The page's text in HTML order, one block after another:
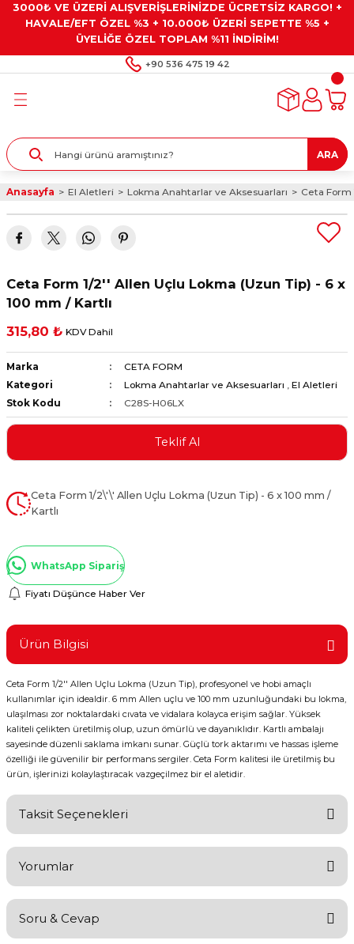
3000₺ VE ÜZERİ ALIŞVERİŞLERİNİZDE ÜCRETSİZ KARGO! +
HAVALE/EFT ÖZEL %3 + 10.000₺ ÜZERİ SEPETTE %5 +
ÜYELİĞE ÖZEL TOPLAM %11 İNDİRİM!
+90 536 475 19 42
Geri Dön
Geri Dön
Geri Dön
Gresler
Geri Dön
Alet Setleri
ve Multimetreler
ve Penseler
Geri Dön
Taşları ve
ARA
Anasayfa El Aletleri Lokma Anahtarlar ve Aksesuarları Ceta Form
Ceta Form 1/2'' Allen Uçlu Lokma (Uzun Tip) - 6 x
100 mm / Kartlı
315,80 ₺ KDV Dahil
Marka
CETA FORM
Kategori
Lokma Anahtarlar ve Aksesuarları , El Aletleri
Stok Kodu
C28S-H06LX
Teklif Al
Ceta Form 1/2\'\' Allen Uçlu Lokma (Uzun Tip) - 6 x 100 mm /
Kartlı
WhatsApp Sipariş
Fiyatı Düşünce Haber Ver
Ürün Bilgisi
Ceta Form 1/2'' Allen Uçlu Lokma (Uzun Tip), profesyonel ve hobi amaçlı
kullanımlar için idealdir. 6 mm Allen uçlu ve 100 mm uzunluğundaki bu lokma,
ulaşılması zor noktalardaki cıvata ve vidalara kolayca erişim sağlar. Yüksek
kaliteli çelikten üretilmiş olup, uzun ömürlü ve dayanıklıdır. Kartlı ambalajı
sayesinde düzenli saklama imkanı sunar. Güçlü tork aktarımı ve hassas işleme
özelliği ile güvenilir bir performans sergiler. Ceta Form kalitesi ile üretilmiş bu
ürün, işlerinizi kolaylaştıracak vazgeçilmez bir el aletidir.
Taksit Seçenekleri
Yorumlar
Soru & Cevap